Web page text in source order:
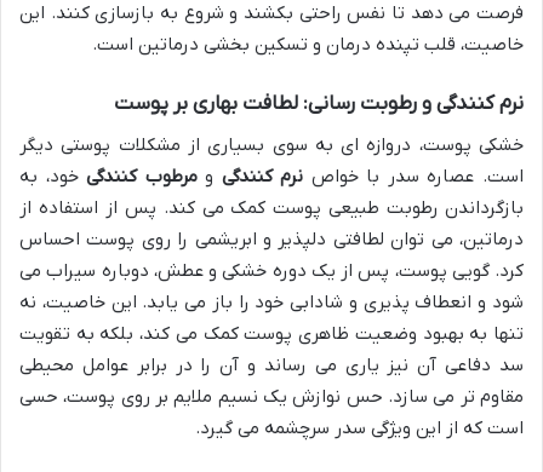
فرصت می دهد تا نفس راحتی بکشند و شروع به بازسازی کنند. این
خاصیت، قلب تپنده درمان و تسکین بخشی درماتین است.
نرم کنندگی و رطوبت رسانی: لطافت بهاری بر پوست
خشکی پوست، دروازه ای به سوی بسیاری از مشکلات پوستی دیگر
است. عصاره سدر با خواص نرم کنندگی ومرطوب کنندگیخود، به
بازگرداندن رطوبت طبیعی پوست کمک می کند. پس از استفاده از
درماتین، می توان لطافتی دلپذیر و ابریشمی را روی پوست احساس
کرد. گویی پوست، پس از یک دوره خشکی و عطش، دوباره سیراب می
شود و انعطاف پذیری و شادابی خود را باز می یابد. این خاصیت، نه
تنها به بهبود وضعیت ظاهری پوست کمک می کند، بلکه به تقویت
سد دفاعی آن نیز یاری می رساند و آن را در برابر عوامل محیطی
مقاوم تر می سازد. حس نوازش یک نسیم ملایم بر روی پوست، حسی
است که از این ویژگی سدر سرچشمه می گیرد.